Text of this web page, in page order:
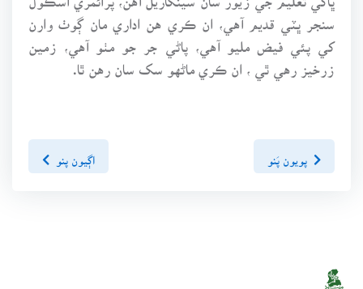
سنجر ڀٽي قديم آهي، ان ڪري هن اداري مان ڳوٺ وارن
کي پئي فيض مليو آهي، پاڻي جر جو مٺو آهي، زمين
زرخيز رهي ٿي ، ان ڪري ماڻهو سک سان رهن ٿا.
اڳيون پنو